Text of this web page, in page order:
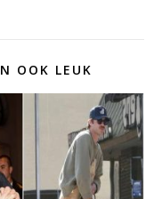
OOK LEUK